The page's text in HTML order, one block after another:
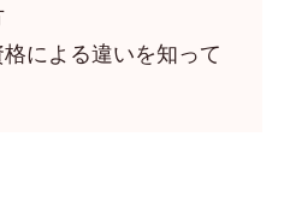
による違いを知って